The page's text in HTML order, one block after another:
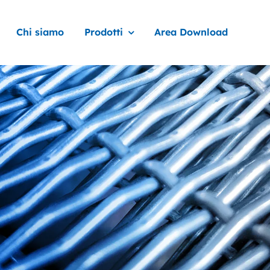
Chi siamo Prodotti Area Download